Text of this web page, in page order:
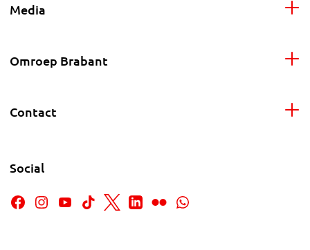
Media
Omroep Brabant
Contact
Social